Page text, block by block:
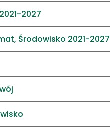
2027
Środowisko 2021-2027